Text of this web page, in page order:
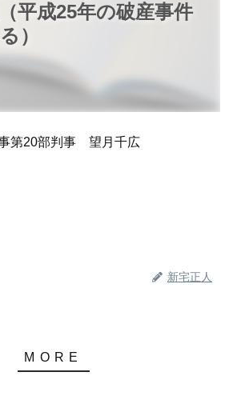
平成25年の破産事件
）
第20部判事 望月千広
新宅正人